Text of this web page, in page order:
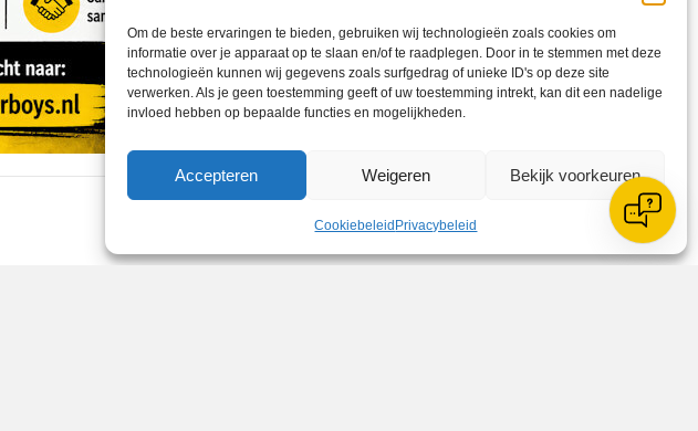
Om de beste ervaringen te bieden, gebruiken wij technologieën zoals cookies om
informatie over je apparaat op te slaan en/of te raadplegen. Door in te stemmen met deze
technologieën kunnen wij gegevens zoals surfgedrag of unieke ID's op deze site
verwerken. Als je geen toestemming geeft of uw toestemming intrekt, kan dit een nadelige
invloed hebben op bepaalde functies en mogelijkheden.
Accepteren Weigeren Bekijk voorkeuren
Cookiebeleid Privacybeleid